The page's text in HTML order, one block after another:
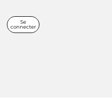
Se
connecter